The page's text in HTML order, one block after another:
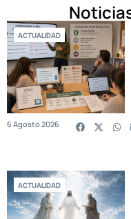
ACTUALIDAD
6 Agosto 2026
ACTUALIDAD